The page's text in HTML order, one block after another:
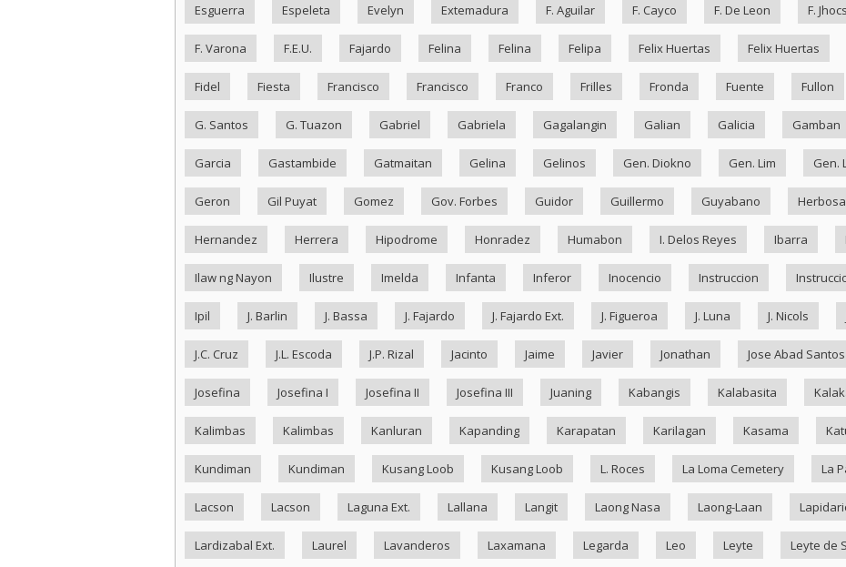
Esguerra Espeleta Evelyn Extemadura F. Aguilar F. Cayco F. De Leon F.
F. Varona F.E.U. Fajardo Felina Felina Felipa Felix Huertas Felix Huertas
Fidel Fiesta Francisco Francisco Franco Frilles Fronda Fuente Fullon
G. Santos G. Tuazon Gabriel Gabriela Gagalangin Galian Galicia Gamban
Garcia Gastambide Gatmaitan Gelina Gelinos Gen. Diokno Gen. Lim Gen.
Geron Gil Puyat Gomez Gov. Forbes Guidor Guillermo Guyabano Herbosa
Hernandez Herrera Hipodrome Honradez Humabon I. Delos Reyes Ibarra
Ilaw ng Nayon Ilustre Imelda Infanta Inferor Inocencio Instruccion
Ipil J. Barlin J. Bassa J. Fajardo J. Fajardo Ext. J. Figueroa J. Luna J. Nicols
J.C. Cruz J.L. Escoda J.P. Rizal Jacinto Jaime Javier Jonathan Jose Abad
Josefina Josefina I Josefina II Josefina III Juaning Kabangis Kalabasita
Kalimbas Kalimbas Kanluran Kapanding Karapatan Karilagan Kasama
Kundiman Kundiman Kusang Loob Kusang Loob L. Roces La Loma Cemetery La
Lacson Lacson Laguna Ext. Lallana Langit Laong Nasa Laong-Laan
Lardizabal Ext. Laurel Lavanderos Laxamana Legarda Leo Leyte Leyte de